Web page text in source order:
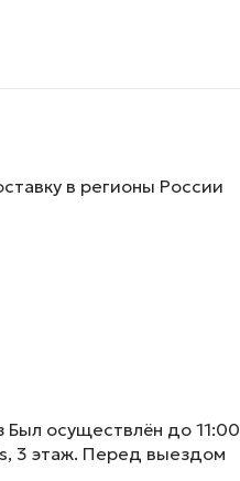
в регионы России
Был осуществлён до 11:00
3 этаж. Перед выездом